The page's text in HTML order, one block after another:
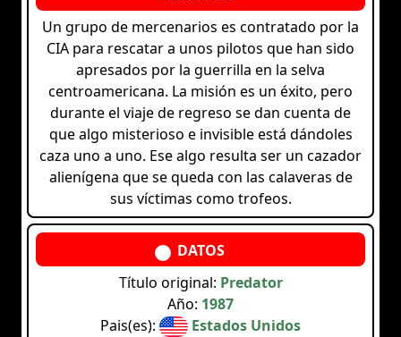
Un grupo de mercenarios es contratado por la
CIA para rescatar a unos pilotos que han sido
apresados por la guerrilla en la selva
centroamericana. La misión es un éxito, pero
durante el viaje de regreso se dan cuenta de
que algo misterioso e invisible está dándoles
caza uno a uno. Ese algo resulta ser un cazador
alienígena que se queda con las calaveras de
sus víctimas como trofeos.
Título original: Predator
Año: 1987
Pais(es):
Estados Unidos